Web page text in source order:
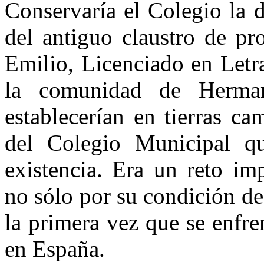
Conservaría el Colegio la
del antiguo claustro de
Emilio, Licenciado en
la comunidad de
establecerían en tierras
del Colegio Municipal
existencia. Era un reto
no sólo por su condición
la primera vez que se
en España.